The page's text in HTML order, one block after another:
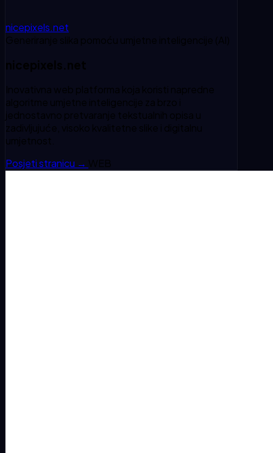
nicepixels.net
Generiranje slika pomoću umjetne inteligencije (AI)
nicepixels.net
Inovativna web platforma koja koristi napredne
algoritme umjetne inteligencije za brzo i
jednostavno pretvaranje tekstualnih opisa u
zadivljujuće, visoko kvalitetne slike i digitalnu
umjetnost.
Posjeti stranicu → WEB